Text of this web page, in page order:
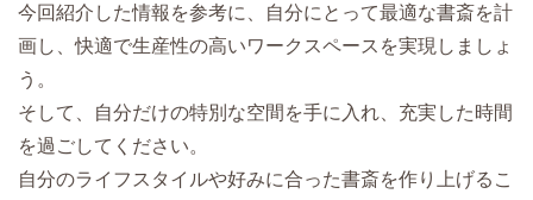
今回紹介した情報を参考に、自分にとって最適な書斎を計
画し、快適で生産性の高いワークスペースを実現しましょ
う。
そして、自分だけの特別な空間を手に入れ、充実した時間
を過ごしてください。
自分のライフスタイルや好みに合った書斎を作り上げるこ